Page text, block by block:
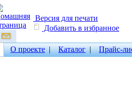
Версия для печати
Добавить в избранное
О проекте| Каталог| Прайс-